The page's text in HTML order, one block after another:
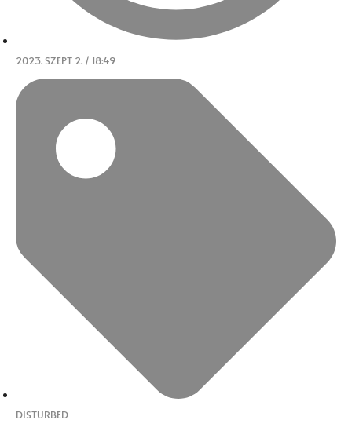
2023. SZEPT 2. / 18:49
DISTURBED